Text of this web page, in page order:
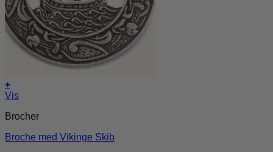
+
Vis
Brocher
Broche med Vikinge Skib